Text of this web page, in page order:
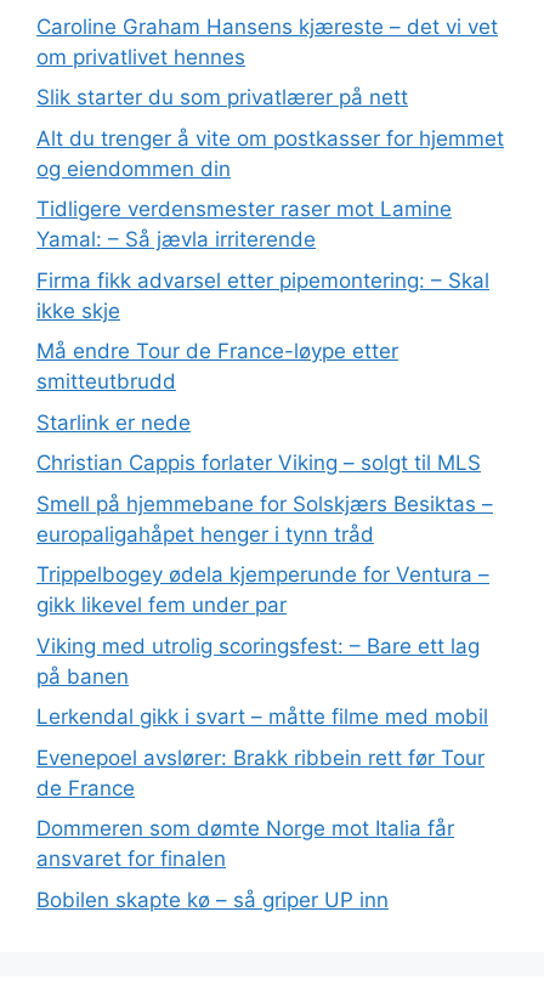
Caroline Graham Hansens kjæreste – det vi vet
om privatlivet hennes
Slik starter du som privatlærer på nett
Alt du trenger å vite om postkasser for hjemmet
og eiendommen din
Tidligere verdensmester raser mot Lamine
Yamal: – Så jævla irriterende
Firma fikk advarsel etter pipemontering: – Skal
ikke skje
Må endre Tour de France-løype etter
smitteutbrudd
Starlink er nede
Christian Cappis forlater Viking – solgt til MLS
Smell på hjemmebane for Solskjærs Besiktas –
europaligahåpet henger i tynn tråd
Trippelbogey ødela kjemperunde for Ventura –
gikk likevel fem under par
Viking med utrolig scoringsfest: – Bare ett lag
på banen
Lerkendal gikk i svart – måtte filme med mobil
Evenepoel avslører: Brakk ribbein rett før Tour
de France
Dommeren som dømte Norge mot Italia får
ansvaret for finalen
Bobilen skapte kø – så griper UP inn